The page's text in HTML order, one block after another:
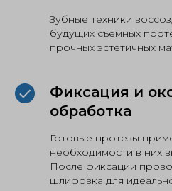
Зубные техники
будущих съемных
прочных эстетичных
Фиксация и
обработка
Готовые протезы
необходимости в них
После фиксации
шлифовка для